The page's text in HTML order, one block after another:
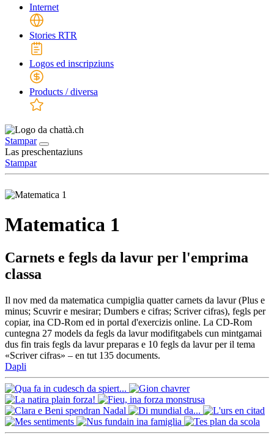
Internet
Stories RTR
Logos ed inscripziuns
Products / diversa
Stampar
Las preschentaziuns
Stampar
Matematica 1
Carnets e fegls da lavur per l'emprima
classa
Il nov med da matematica cumpiglia quatter carnets da lavur (Plus e
minus; Scuvrir e mesirar; Dumbers e cifras; Scriver cifras), fegls per
copiar, ina CD-Rom ed in portal d'exercizis online. La CD-Rom
cuntegna 27 models da fegls da lavur modifitgabels cun mintgamai
dus fin trais fegls da lavur preparas e 10 fegls da lavur per il tema
«Scriver cifras» – en tut 135 documents.
Dapli